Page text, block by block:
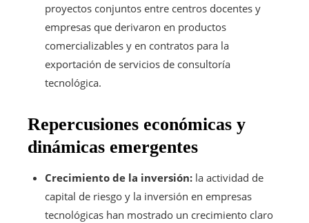
proyectos conjuntos entre centros docentes y
empresas que derivaron en productos
comercializables y en contratos para la
exportación de servicios de consultoría
tecnológica.
Repercusiones económicas y
dinámicas emergentes
Crecimiento de la inversión: la actividad de
capital de riesgo y la inversión en empresas
tecnológicas han mostrado un crecimiento claro